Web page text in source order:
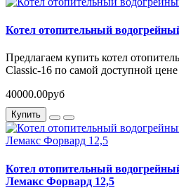
Котел отопительный
Предлагаем купить котел
Classic-16 по самой доступной
40000.00руб
Купить
Котел отопительный
Лемакс Форвард 12,5